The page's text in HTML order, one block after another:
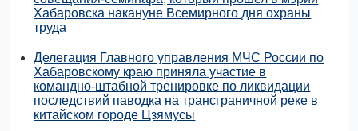
Хабаровска накануне Всемирного дня охраны
труда
Делегация Главного управления МЧС России по
Хабаровскому краю приняла участие в
командно-штабной тренировке по ликвидации
последствий паводка на трансграничной реке в
китайском городе Цзямусы